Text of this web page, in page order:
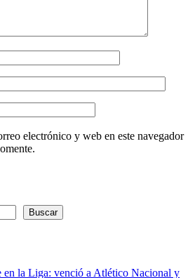
electrónico y web en este navegador
Buscar
en la Liga: venció a Atlético Nacional y